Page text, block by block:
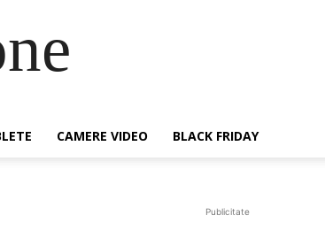
CAMERE VIDEO BLACK FRIDAY
Publicitate